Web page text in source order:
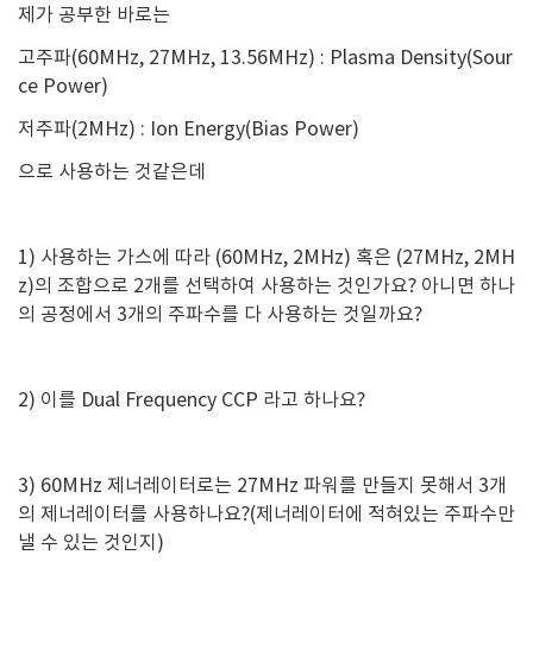
제가 공부한 바로는
고주파(60MHz, 27MHz, 13.56MHz) : Plasma Density(Sour
ce Power)
저주파(2MHz) : Ion Energy(Bias Power)
으로 사용하는 것같은데
1) 사용하는 가스에 따라 (60MHz, 2MHz) 혹은 (27MHz, 2MH
z)의 조합으로 2개를 선택하여 사용하는 것인가요? 아니면 하나
의 공정에서 3개의 주파수를 다 사용하는 것일까요?
2) 이를 Dual Frequency CCP 라고 하나요?
3) 60MHz 제너레이터로는 27MHz 파워를 만들지 못해서 3개
의 제너레이터를 사용하나요?(제너레이터에 적혀있는 주파수만
낼 수 있는 것인지)